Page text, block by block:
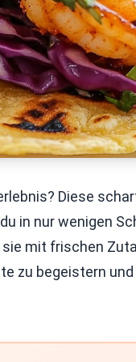
Diese
in nur wenigen
mit frischen
zu begeistern